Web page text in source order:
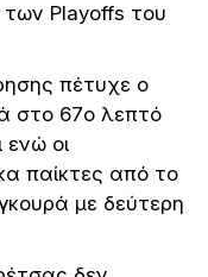
των Playoffs του
πέτυχε ο
στο 67ο λεπτό
ενώ οι
παίκτες από το
με δεύτερη